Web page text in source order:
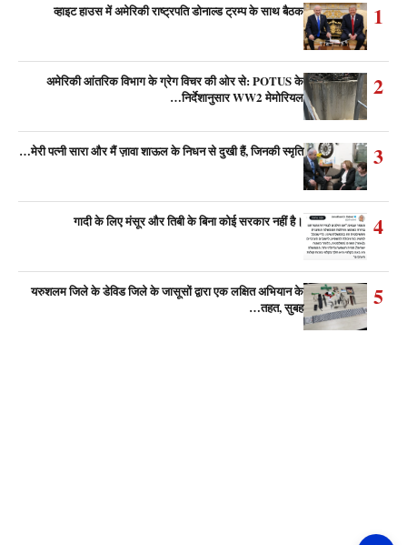
1
व्हाइट हाउस में अमेरिकी राष्ट्रपति डोनाल्ड ट्रम्प के साथ बैठक
2
अमेरिकी आंतरिक विभाग के ग्रेग विचर की ओर से: POTUS के
निर्देशानुसार WW2 मेमोरियल…
3
मेरी पत्नी सारा और मैं ज़ावा शाऊल के निधन से दुखी हैं, जिनकी स्मृति…
4
गादी के लिए मंसूर और तिबी के बिना कोई सरकार नहीं है।
5
यरुशलम जिले के डेविड जिले के जासूसों द्वारा एक लक्षित अभियान के
तहत, सुबह…